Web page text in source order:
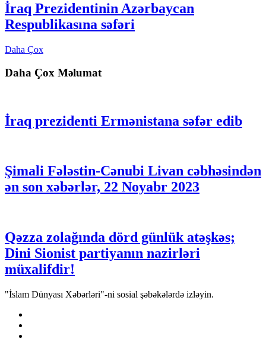
İraq Prezidentinin Azərbaycan
Respublikasına səfəri
Daha Çox
Daha Çox Məlumat
İraq prezidenti Ermənistana səfər edib
Şimali Fələstin-Cənubi Livan cəbhəsindən
ən son xəbərlər, 22 Noyabr 2023
Qəzza zolağında dörd günlük atəşkəs;
Dini Sionist partiyanın nazirləri
müxalifdir!
"İslam Dünyası Xəbərləri"-ni sosial şəbəkələrdə izləyin.